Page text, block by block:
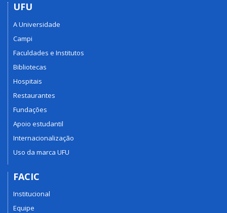
UFU
A Universidade
Campi
Faculdades e Institutos
Bibliotecas
Hospitais
Restaurantes
Fundações
Apoio estudantil
Internacionalização
Uso da marca UFU
FACIC
Institucional
Equipe